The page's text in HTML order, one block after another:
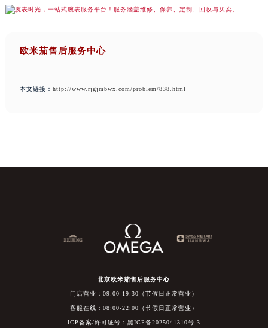
欧米茄售后服务中心
本文链接： http://www.rjgjmbwx.com/problem/838.html
北京欧米茄售后服务中心
门店营业：09:00-19:30（节假日正常营业）
客服在线：08:00-22:00（节假日正常营业）
ICP备案/许可证号：黑ICP备2025041310号-3